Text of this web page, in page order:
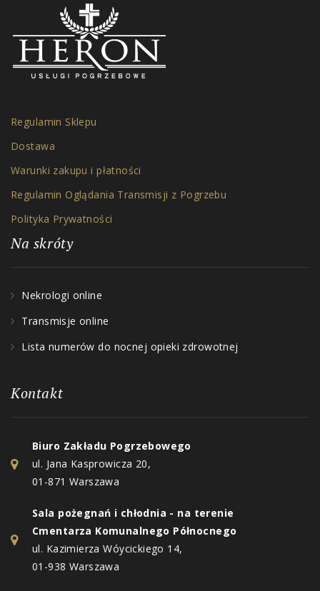
Regulamin Sklepu
Dostawa
Warunki zakupu i płatności
Regulamin Oglądania Transmisji z Pogrzebu
Polityka Prywatności
Na skróty
Nekrologi online
Transmisje online
Lista numerów do nocnej opieki zdrowotnej
Kontakt
Biuro Zakładu Pogrzebowego
ul. Jana Kasprowicza 20,
01-871 Warszawa
Sala pożegnań i chłodnia - na terenie
Cmentarza Komunalnego Północnego
ul. Kazimierza Wóycickiego 14,
01-938 Warszawa